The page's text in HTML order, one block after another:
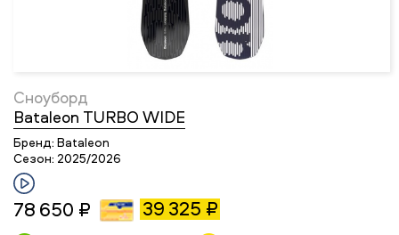
Сноуборд
Bataleon TURBO WIDE
Бренд: Bataleon
Сезон: 2025/2026
78 650 ₽ 39 325 ₽